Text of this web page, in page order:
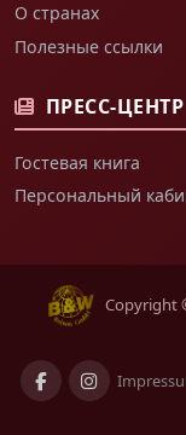
О странах
Полезные ссылки
ПРЕСС-ЦЕНТР
Гостевая книга
Персональный
Copyright